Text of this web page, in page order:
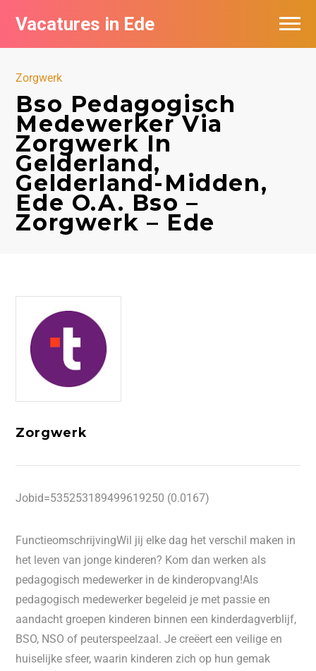
Vacatures in Ede
Zorgwerk
Bso Pedagogisch
Medewerker Via
Zorgwerk In
Gelderland,
Gelderland-Midden,
Ede O.A. Bso –
Zorgwerk – Ede
Zorgwerk
Jobid=535253189499619250 (0.0167)
FunctieomschrijvingWil jij elke dag het verschil maken in
het leven van jonge kinderen? Kom dan werken als
pedagogisch medewerker in de kinderopvang!Als
pedagogisch medewerker begeleid je met passie en
aandacht groepen kinderen binnen een kinderdagverblijf,
BSO, NSO of peuterspeelzaal. Je creëert een veilige en
huiselijke sfeer, waarin kinderen zich op hun gemak
Vacatures bij bedrijven in Ede